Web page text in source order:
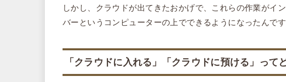
しかし、クラウドが出てきたおかげで、これらの作業がイ
バーというコンピューターの上でできるようになったんです
「クラウドに入れる」「クラウドに預ける」って